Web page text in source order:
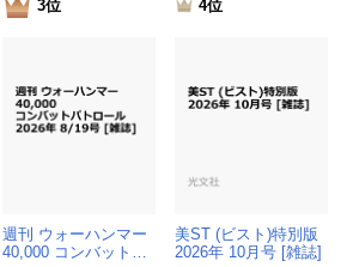
3位
週刊 ウォーハンマー
40,000 コンバット…
4位
美ST (ビスト)特別版
2026年 10月号 [雑誌]